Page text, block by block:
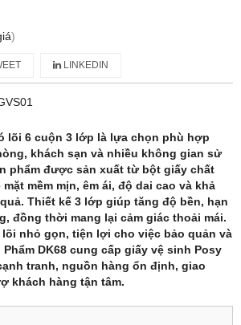
)
LINKEDIN
lõi 6 cuộn 3 lớp là lựa chọn phù hợp
khách sạn và nhiều không gian sử
phẩm được sản xuất từ bột giấy chất
mềm mịn, êm ái, độ dai cao và khả
Thiết kế 3 lớp giúp tăng độ bền, hạn
đồng thời mang lại cảm giác thoải mái.
nhỏ gọn, tiện lợi cho việc bảo quản và
DK68 cung cấp giấy vệ sinh Posy
tranh, nguồn hàng ổn định, giao
khách hàng tận tâm.